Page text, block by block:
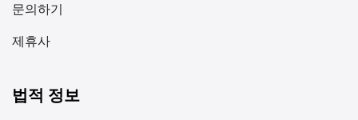
문의하기
제휴사
법적 정보